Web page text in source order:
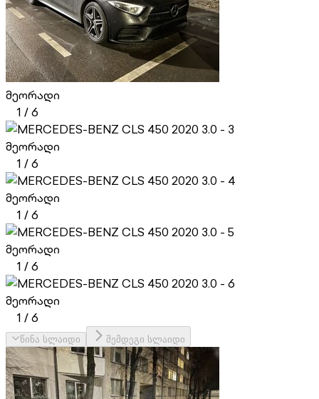
მეორადი
1 /6
მეორადი
1 /6
მეორადი
1 /6
მეორადი
1 /6
მეორადი
1 /6
წინა სლაიდი შემდეგი სლაიდი